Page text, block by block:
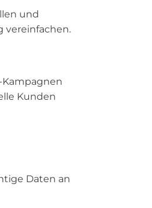
und
vereinfachen.
Kampagnen
Kunden
Daten an